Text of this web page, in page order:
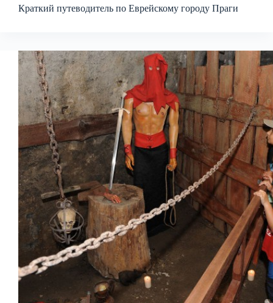
Краткий путеводитель по Еврейскому городу Праги